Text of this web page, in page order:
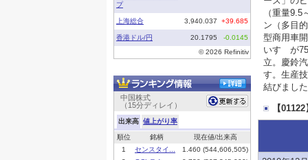
（重量
ン（多目
型商用車
いすゞが
立。慶鈴
す。生産
結びまし
【